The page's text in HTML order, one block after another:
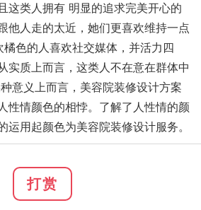
这类人拥有 明显的追求完美开心的
他人走的太近，她们更喜欢维持一点
色的人喜欢社交媒体，并活力四
实质上而言，这类人不在意在群体中
意义上而言，美容院装修设计方案
性情颜色的相悖。了解了人性情的颜
运用起颜色为美容院装修设计服务。
打赏